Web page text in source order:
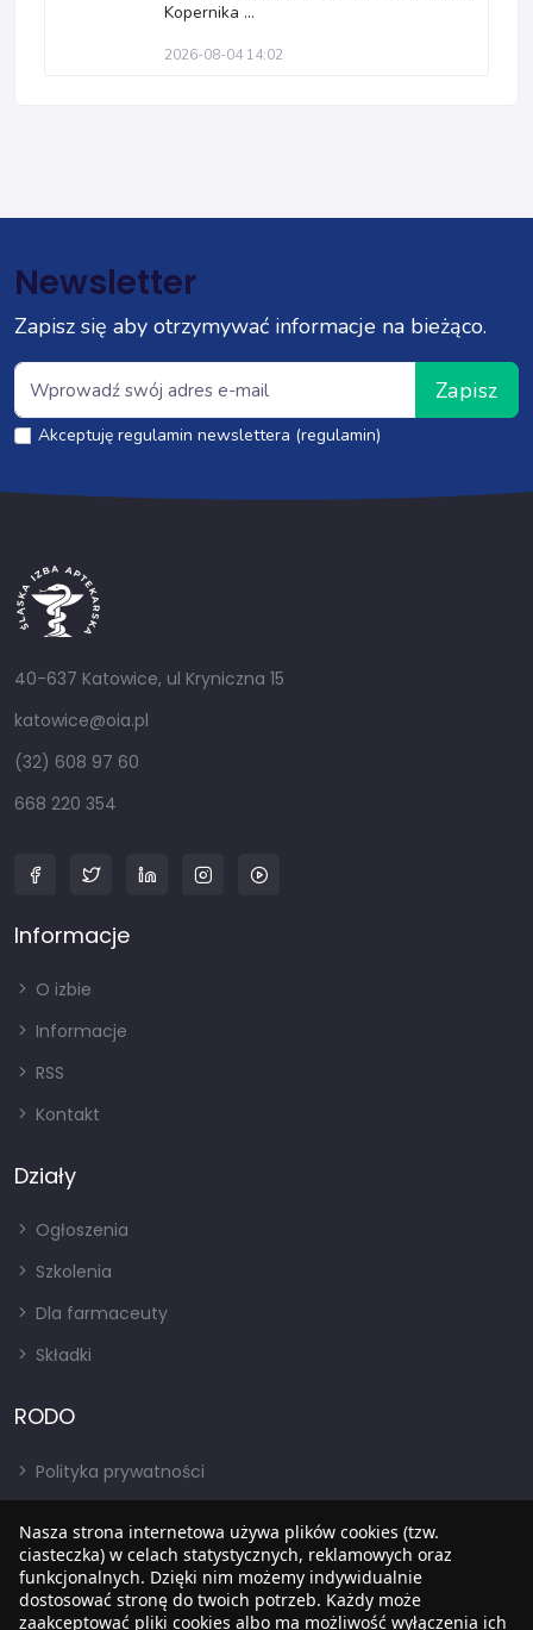
Kopernika ...
2026-08-04 14:02
Newsletter
Zapisz się aby otrzymywać informacje na bieżąco.
Zapisz
Akceptuję regulamin newslettera (regulamin)
40-637 Katowice, ul Kryniczna 15
katowice@oia.pl
(32) 608 97 60
668 220 354
Informacje
O izbie
Informacje
RSS
Kontakt
Działy
Ogłoszenia
Szkolenia
Dla farmaceuty
Składki
RODO
Polityka prywatności
RODO
BIP
Nasza strona internetowa używa plików cookies (tzw.
ciasteczka) w celach statystycznych, reklamowych oraz
funkcjonalnych. Dzięki nim możemy indywidualnie
dostosować stronę do twoich potrzeb. Każdy może
zaakceptować pliki cookies albo ma możliwość wyłączenia ich